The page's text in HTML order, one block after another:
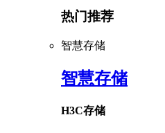
热门推荐
智慧存储
智慧存储
H3C存储